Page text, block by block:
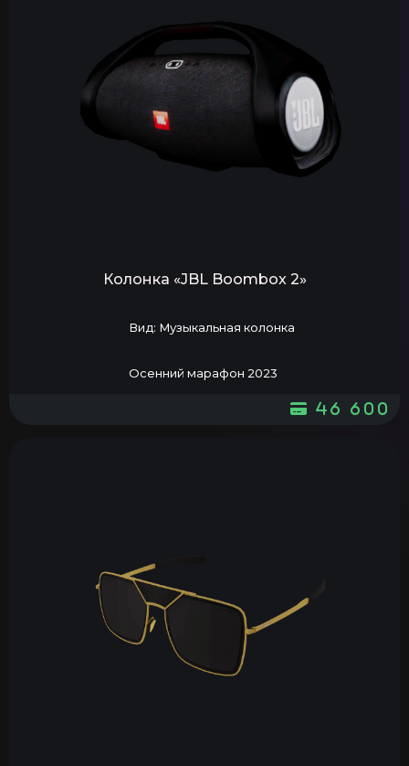
Колонка «JBL Boombox 2»
Вид: Музыкальная колонка
Осенний марафон 2023
46 600